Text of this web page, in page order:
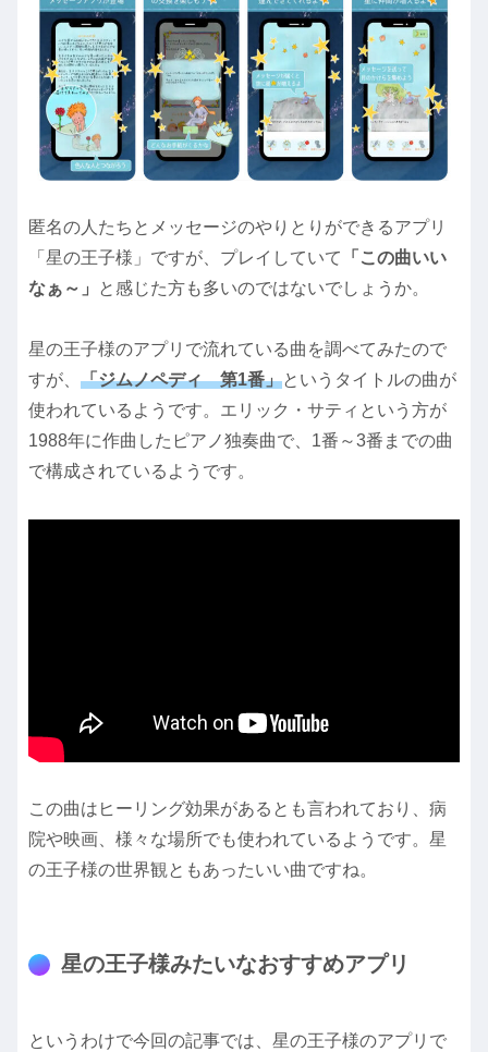
匿名の人たちとメッセージのやりとりができるアプリ
「星の王子様」ですが、プレイしていて
「この曲いい
なぁ～」
と感じた方も多いのではないでしょうか。
星の王子様のアプリで流れている曲を調べてみたので
すが、 「ジムノペディ 第1番」というタイトルの曲が
使われているようです。エリック・サティという方が
1988年に作曲したピアノ独奏曲で、1番～3番までの曲
で構成されているようです。
この曲はヒーリング効果があるとも言われており、病
院や映画、様々な場所でも使われているようです。星
の王子様の世界観ともあったいい曲ですね。
星の王子様みたいなおすすめアプリ
というわけで今回の記事では、星の王子様のアプリで